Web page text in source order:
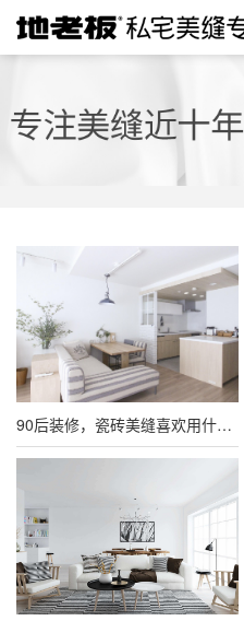
90后装修，瓷砖美缝喜欢用什么颜色